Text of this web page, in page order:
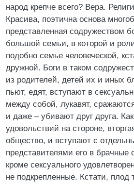
народ крепче всего? Вера.
Красива, поэтична основа
представленная содружеством
большой семьи, в которой и
подобно семье человеческой,
дружной. Боги в таком
из родителей, детей их и иных
пьют, едят, вступают в
между собой, лукавят,
и даже – убивают друг друга.
удовольствий на стороне,
общество, и вступают с
представителями его в брачные
кроме сексуального
не подкрепленные. Кстати, плод